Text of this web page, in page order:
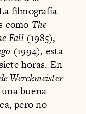
filmografía
como The
Fall(1985),
(1994), esta
horas. En
Werckmeister
buena
pero no